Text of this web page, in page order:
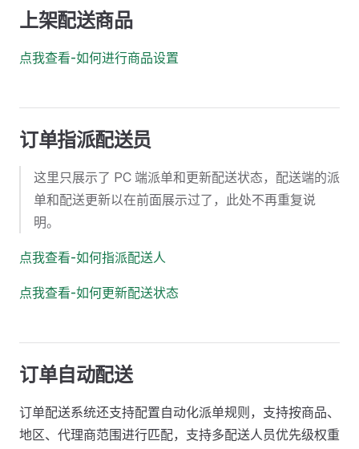
上架配送商品
点我查看-如何进行商品设置
订单指派配送员
这里只展示了 PC 端派单和更新配送状态，配送端的派
单和配送更新以在前面展示过了，此处不再重复说
明。
点我查看-如何指派配送人
点我查看-如何更新配送状态
订单自动配送
订单配送系统还支持配置自动化派单规则，支持按商品、
地区、代理商范围进行匹配，支持多配送人员优先级权重